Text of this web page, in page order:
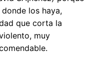
los haya,
que corta la
muy